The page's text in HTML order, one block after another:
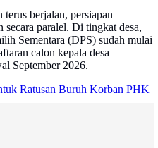
berjalan, persiapan
paralel. Di tingkat desa,
Sementara (DPS) sudah mulai
calon kepala desa
September 2026.
Ratusan Buruh Korban PHK